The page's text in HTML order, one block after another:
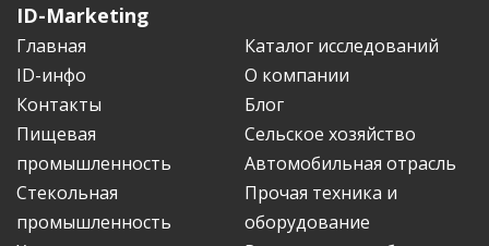
ID-Marketing
Главная
Каталог исследований
ID-инфо
О компании
Контакты
Блог
Пищевая
промышленность
Сельское хозяйство
Автомобильная отрасль
Стекольная
промышленность
Прочая техника и
оборудование